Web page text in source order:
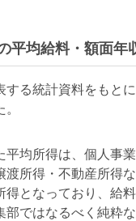
平均給料・額面年
る統計資料をもと
均所得は、個人事
渡所得・不動産所得
得となっており、給
部ではなるべく純粋